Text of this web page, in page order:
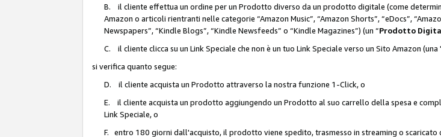
B. il cliente effettua un ordine per un Prodotto diverso da un prodotto digitale (come
Amazon o articoli rientranti nelle categorie “Amazon Music”, “Amazon Shorts”, “eDocs”,
Newspapers”, “Kindle Blogs”, “Kindle Newsfeeds” o “Kindle Magazines”) (un “Prodotto
C. il cliente clicca su un Link Speciale che non è un tuo Link Speciale verso un Sito Amazon (una
si verifica quanto segue:
D. il cliente acquista un Prodotto attraverso la nostra funzione 1-Click, o
E. il cliente acquista un prodotto aggiungendo un Prodotto al suo carrello della spesa e
Link Speciale, o
F. entro 180 giorni dall'acquisto, il prodotto viene spedito, trasmesso in streaming o scaricato